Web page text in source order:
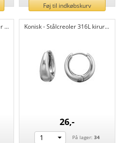
Føj til indkøbskurv
Konisk Guldfarve - Stålcreoler 316L kirurgisk rustfrit stål CH51442 Konisk - Stålcreoler 316L kirurgisk rustfrit stål CH51441
26,-
1 På lager: 34